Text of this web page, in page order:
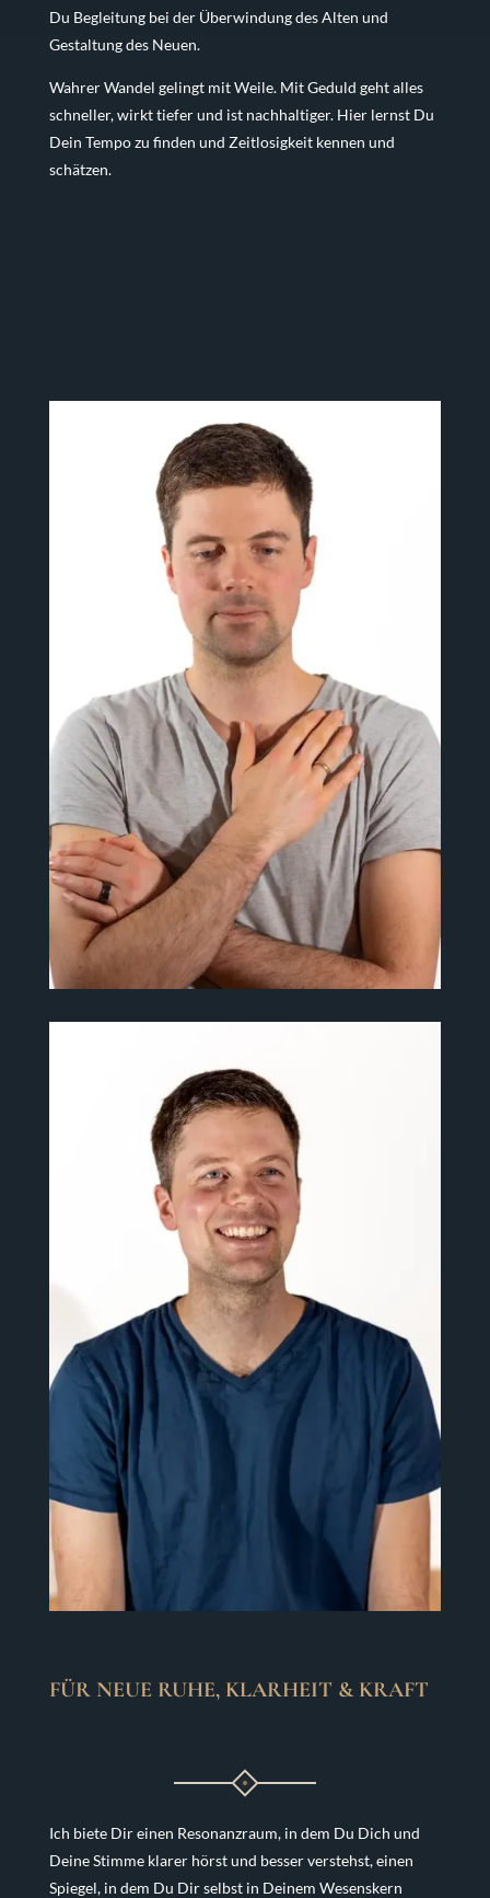
Du Begleitung bei der Überwindung des Alten und
Gestaltung des Neuen.
Wahrer Wandel gelingt mit Weile. Mit Geduld geht alles
schneller, wirkt tiefer und ist nachhaltiger. Hier lernst Du
Dein Tempo zu finden und Zeitlosigkeit kennen und
schätzen.
FÜR NEUE RUHE, KLARHEIT & KRAFT
Ich biete Dir einen Resonanzraum, in dem Du Dich und
Deine Stimme klarer hörst und besser verstehst, einen
Spiegel, in dem Du Dir selbst in Deinem Wesenskern